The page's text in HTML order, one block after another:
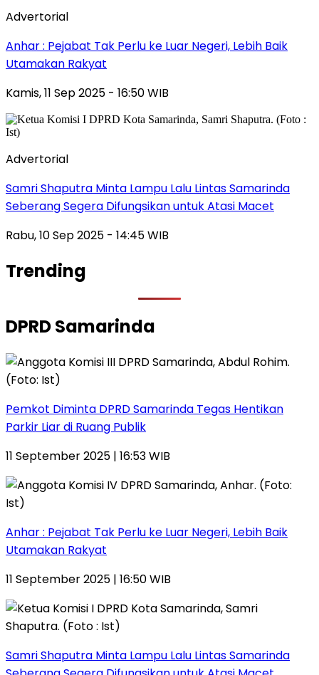
Advertorial
Anhar : Pejabat Tak Perlu ke Luar Negeri, Lebih Baik
Utamakan Rakyat
Kamis, 11 Sep 2025 - 16:50 WIB
Advertorial
Samri Shaputra Minta Lampu Lalu Lintas Samarinda
Seberang Segera Difungsikan untuk Atasi Macet
Rabu, 10 Sep 2025 - 14:45 WIB
Trending
DPRD Samarinda
Pemkot Diminta DPRD Samarinda Tegas Hentikan
Parkir Liar di Ruang Publik
11 September 2025 | 16:53 WIB
Anhar : Pejabat Tak Perlu ke Luar Negeri, Lebih Baik
Utamakan Rakyat
11 September 2025 | 16:50 WIB
Samri Shaputra Minta Lampu Lalu Lintas Samarinda